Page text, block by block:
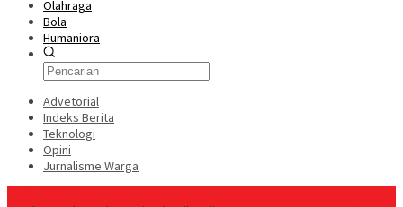
Olahraga
Bola
Humaniora
Advetorial
Indeks Berita
Teknologi
Opini
Jurnalisme Warga